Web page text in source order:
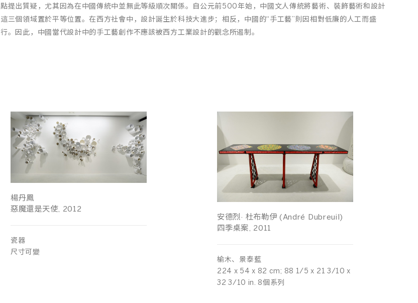
點提出質疑，尤其因為在中國傳統中並無此等級順次關係。自公元前500年始，中國文人傳統將藝術、裝飾藝術和設計
這三個領域置於平等位置。在西方社會中，設計誕生於科技大進步；相反，中國的“手工藝”則因相對低廉的人工而盛
行。因此，中國當代設計中的手工藝創作不應該被西方工業設計的觀念所遏制。
楊丹鳳
惡魔還是天使, 2012
瓷器
尺寸可變
安德烈· 杜布勒伊 (André Dubreuil)
四季桌案, 2011
榆木、景泰藍
224 x 54 x 82 cm; 88 1/5 x 21 3/10 x
32 3/10 in. 8個系列